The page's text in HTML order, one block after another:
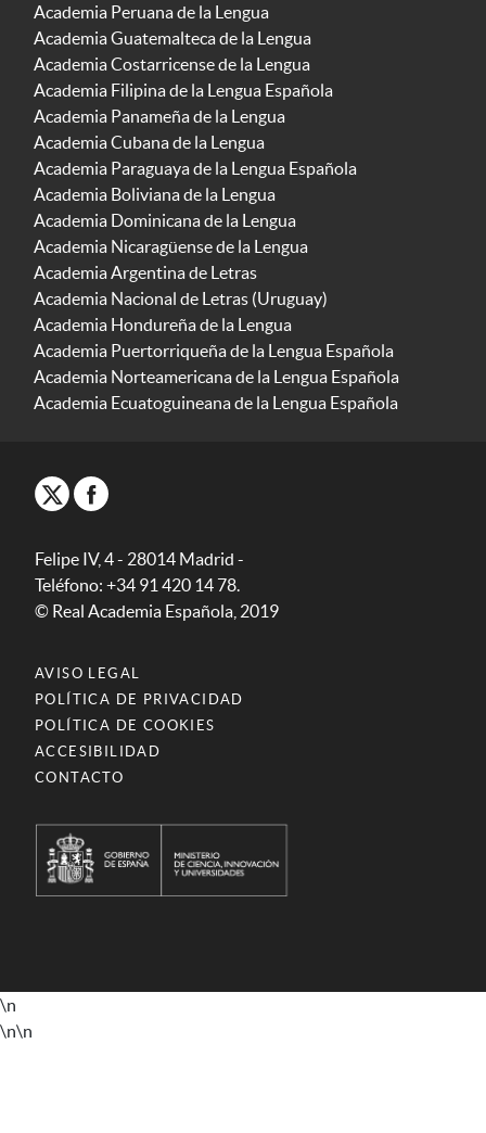
Academia Peruana de la Lengua
Academia Guatemalteca de la Lengua
Academia Costarricense de la Lengua
Academia Filipina de la Lengua Española
Academia Panameña de la Lengua
Academia Cubana de la Lengua
Academia Paraguaya de la Lengua Española
Academia Boliviana de la Lengua
Academia Dominicana de la Lengua
Academia Nicaragüense de la Lengua
Academia Argentina de Letras
Academia Nacional de Letras (Uruguay)
Academia Hondureña de la Lengua
Academia Puertorriqueña de la Lengua Española
Academia Norteamericana de la Lengua Española
Academia Ecuatoguineana de la Lengua Española
Felipe IV, 4 - 28014 Madrid -
Teléfono: +34 91 420 14 78.
© Real Academia Española, 2019
AVISO LEGAL
POLÍTICA DE PRIVACIDAD
POLÍTICA DE COOKIES
ACCESIBILIDAD
CONTACTO
\n
\n\n